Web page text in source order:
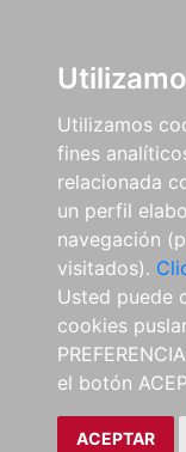
Utilizamos
fines
relacionada
un perfil
navegación
visitados).
Usted puede
cookies
el botón
ACEPTAR